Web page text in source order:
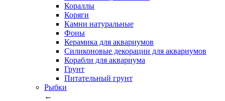
Кораллы
Коряги
Камни натуральные
Фоны
Керамика для аквариумов
Силиконовые декорации для аквариумов
Корабли для аквариума
Грунт
Питательный грунт
Рыбки
←